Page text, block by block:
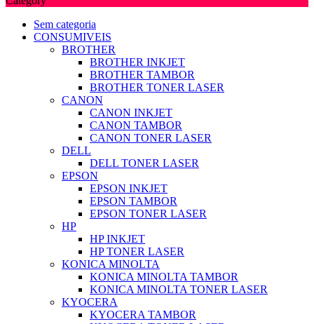
Sem categoria
CONSUMIVEIS
BROTHER
BROTHER INKJET
BROTHER TAMBOR
BROTHER TONER LASER
CANON
CANON INKJET
CANON TAMBOR
CANON TONER LASER
DELL
DELL TONER LASER
EPSON
EPSON INKJET
EPSON TAMBOR
EPSON TONER LASER
HP
HP INKJET
HP TONER LASER
KONICA MINOLTA
KONICA MINOLTA TAMBOR
KONICA MINOLTA TONER LASER
KYOCERA
KYOCERA TAMBOR